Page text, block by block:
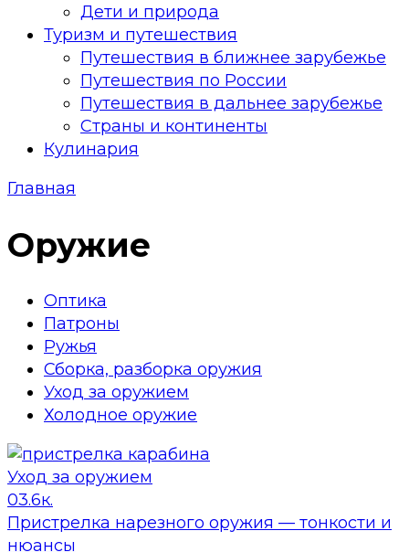
Дети и природа
Туризм и путешествия
Путешествия в ближнее зарубежье
Путешествия по России
Путешествия в дальнее зарубежье
Страны и континенты
Кулинария
Главная
Оружие
Оптика
Патроны
Ружья
Сборка, разборка оружия
Уход за оружием
Холодное оружие
Уход за оружием
03.6к.
Пристрелка нарезного оружия — тонкости и
нюансы